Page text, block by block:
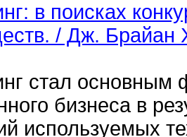
в поисках
/ Дж. Брайан
стал основным
бизнеса в
используемых